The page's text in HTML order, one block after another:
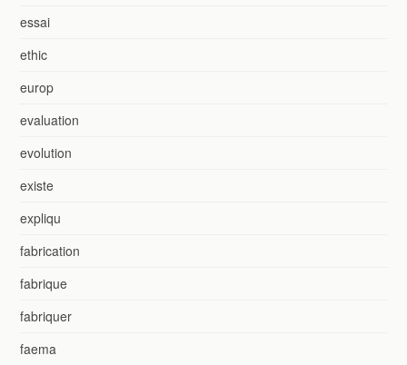
essai
ethic
europ
evaluation
evolution
existe
expliqu
fabrication
fabrique
fabriquer
faema